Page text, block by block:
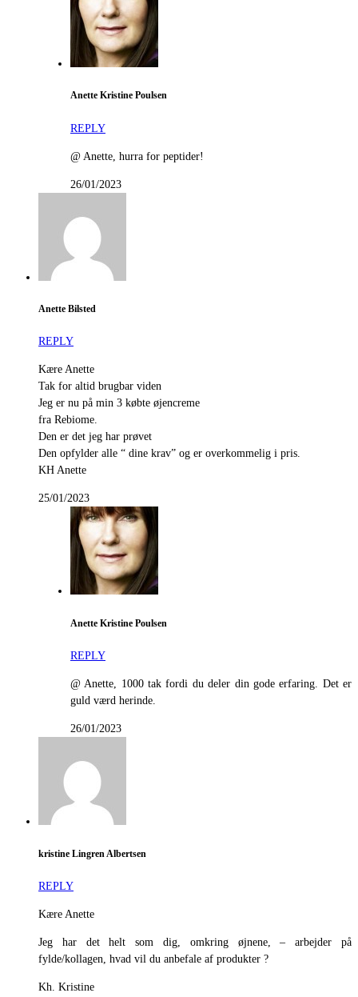
Anette Kristine Poulsen
REPLY
@ Anette, hurra for peptider!
26/01/2023
Anette Bilsted
REPLY
Kære Anette
Tak for altid brugbar viden
Jeg er nu på min 3 købte øjencreme
fra Rebiome.
Den er det jeg har prøvet
Den opfylder alle “ dine krav” og er overkommelig i pris.
KH Anette
25/01/2023
Anette Kristine Poulsen
REPLY
@ Anette, 1000 tak fordi du deler din gode erfaring. Det er
guld værd herinde.
26/01/2023
kristine Lingren Albertsen
REPLY
Kære Anette
Jeg har det helt som dig, omkring øjnene, – arbejder på
fylde/kollagen, hvad vil du anbefale af produkter ?
Kh. Kristine